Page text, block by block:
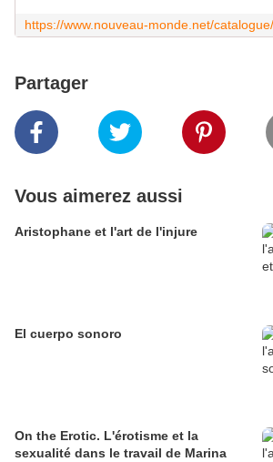
Partager
Vous aimerez aussi
Aristophane et l'art de l'injure
El cuerpo sonoro
On the Erotic. L'érotisme et la
sexualité dans le travail de Marina